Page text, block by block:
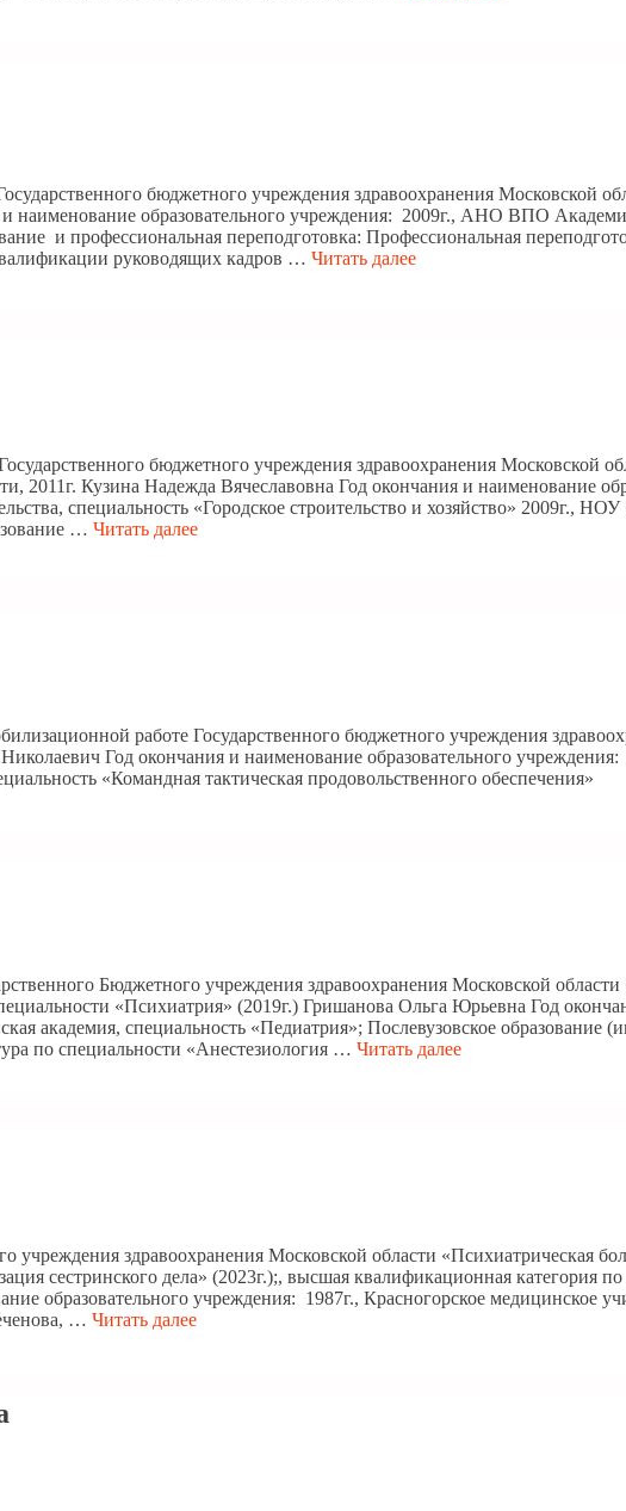
бюджетного учреждения здравоохранения Московской
наименование образовательного учреждения: 2009г., АНО ВПО
и профессиональная переподготовка: Профессиональная
руководящих кадров … Читать далее
бюджетного учреждения здравоохранения Московской
2011г. Кузина Надежда Вячеславовна Год окончания и наименование
специальность «Городское строительство и хозяйство» 2009г.,
… Читать далее
работе Государственного бюджетного учреждения
Год окончания и наименование образовательного
«Командная тактическая продовольственного обеспечения»
Бюджетного учреждения здравоохранения Московской
«Психиатрия» (2019г.) Гришанова Ольга Юрьевна Год
академия, специальность «Педиатрия»; Послевузовское образование
по специальности «Анестезиология … Читать далее
учреждения здравоохранения Московской области
сестринского дела» (2023г.);, высшая квалификационная категория
образовательного учреждения: 1987г., Красногорское медицинское
… Читать далее